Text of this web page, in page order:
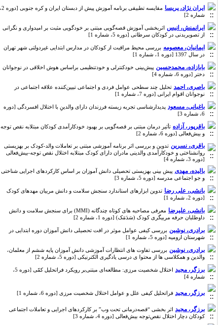
ایران نژاد، پریسا
مقایسه تطبیقی برنامه آموزش پیش از دبستان ایران و کره جنوبی [دوره 2،
شماره 2]
ایرانمنش، انیس اثربخشی آموزش قصه‌گویی مبتنی بر خودگویی مثبت بر امیدواری و نگرانی
از تصویربدنی در کودکان سرطانی [دوره 5، شماره 1]
ایمانیان، معصومه بررسی محیط مراقبت از کودکان در مدارس ابتدایی غیردولتی شهر تهران
در سال 1397 [دوره 1، شماره 1]
بابازاده، محمدحسین پیش‌بینی خودکنترلی و خودتنظیمی براساس هوش اخلاقی در نوجوانان
دختر [دوره 6، شماره 4]
باصری، احمد تحلیل چند سطحی عوامل فردی و اجتماعی تبیین‌کننده علاقه اجتماعی در
نوجوانان اقوام ایرانی [دوره 7، شماره 1]
باغبانی، مسعود پدیدارشناسی تجربه زیسته فرزندان دارای والدینِ با اختلال افسردگی [دوره
6، شماره 3]
باقرپور، آزاده
تأثیر درمان مبتنی بر قصه‌گویی بر بهبود خودکارآمدی کودکان مبتلابه نقص توجه
و بیش‌فعالی [دوره 6، شماره 2]
باقری، نسرین تدوین و بررسی اثر برنامه آموزشی مبتنی بر تعاملات والد-کودک بر بهزیستی
روانشناختی و خودکارآمدی والدینی مادران دارای کودک مبتلابه اختلال نقص توجه-بیش‌فعالی
[دوره 3، شماره 4]
بالیده، مهدی پیش بینی بهزیستی تحصیلی دانش آموزان بر اساس کارکردهای اجرایی شناختی
و جو اجتماعی مدرسه [دوره 5، شماره 3]
بانشی، علی رضا تدوین ابزارهای استاندارد سنجش سلامت و دانش مربیان مهدهای کودک
[دوره 2، شماره 1]
بانشی، علیرضا
معرفی مصاحبه های کوتاه چندگانه (MMI) برای سنجش سلامت و دانش
داوطلبان حرفه مربیگری کودک (سَدَمَک) [دوره 1، شماره 2]
برادری، نوشین بررسی کیفی عوامل موثر در افت تحصیلی دانش آموزان دوره ابتدایی در
شهرستان ارومیه [دوره 5، شماره 1]
برادری، نوشین بررسی تفاوت های انتظارات آموزشی دانش آموزان پایه ششم از معلمان،
والدین و همکلاسی ها از محتوا ی درسی یادگیری الکترنیکی [دوره 5، شماره 2]
برزگر، مجید
اختلال شخصیت مرزی: مطالعه‌ای مبتنی‌بر رویکرد فراتحلیل کمّی [دوره 5،
شماره 4]
برزگر، مجید فراتحلیل کیفی علل و عوامل اختلال شخصیت مرزی [دوره 6، شماره 1]
برزگر، مجید اثر بخشی “قصه‌درمانی تحت وب” بر کارکردهای اجرایی و تعاملات اجتماعی
کودکان دچار اختلال نقص‌توجه بیش‌فعالی [دوره 4، شماره 3]